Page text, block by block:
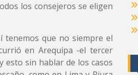
los consejeros se eligen
tenemos que no siempre el
en Arequipa -el tercer
esto sin hablar de los casos